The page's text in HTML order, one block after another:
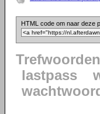
HTML code om naar deze
lastpass